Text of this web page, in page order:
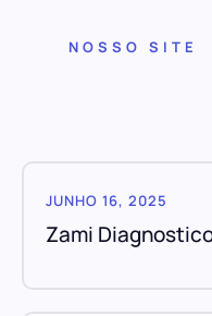
NOSSO SITE
JUNHO 16, 2025
Zami